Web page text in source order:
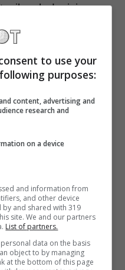
il rush decisivo,
una
frattempo,
nel mirino con
bianconero
quanto riportato
to use your
purposes:
content, advertising and
research and
on a device
and information from
and other device
by and shared with 319
site. We and our partners
List of partners.
data on the basis
object to by managing
at the bottom of this page